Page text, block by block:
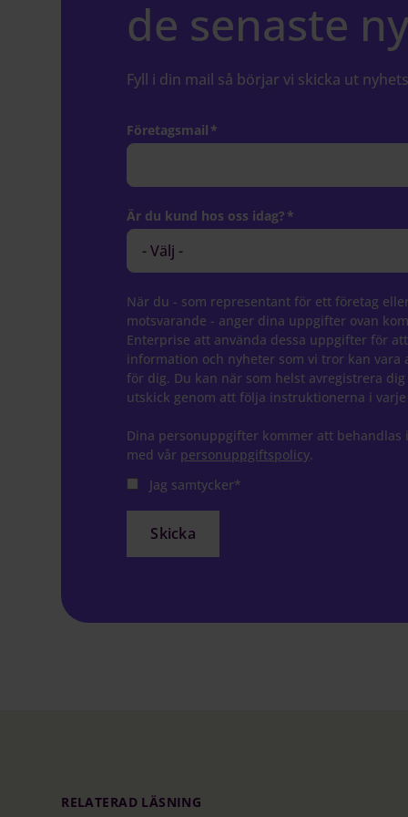
de senaste
Fyll i din mail så börjar vi skicka ut
Företagsmail *
Är du kund hos oss idag? *
När du - som representant för ett företag
motsvarande - anger dina uppgifter ovan
Enterprise att använda dessa uppgifter för
information och nyheter som vi tror kan vara
för dig. Du kan när som helst avregistrera
utskick genom att följa instruktionerna i varje
Dina personuppgifter kommer att behandlas
med vår personuppgiftspolicy.
Jag samtycker*
RELATERAD LÄSNING